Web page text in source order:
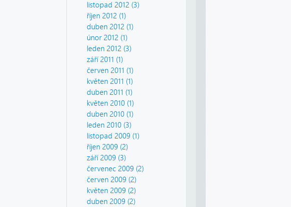
listopad 2012 (3)
říjen 2012 (1)
duben 2012 (1)
únor 2012 (1)
leden 2012 (3)
září 2011 (1)
červen 2011 (1)
květen 2011 (1)
duben 2011 (1)
květen 2010 (1)
duben 2010 (1)
leden 2010 (3)
listopad 2009 (1)
říjen 2009 (2)
září 2009 (3)
červenec 2009 (2)
červen 2009 (2)
květen 2009 (2)
duben 2009 (2)